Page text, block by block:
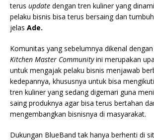
terus update dengan tren kuliner yang
pelaku bisnis bisa terus bersaing dan
jelas Ade.
Komunitas yang sebelumnya dikenal
Kitchen Master Communityini merupakan
untuk mengajak pelaku bisnis menjawab
kedepannya, khususnya untuk bisa
tren kuliner yang sedang digemari guna
saing produknya agar bisa terus bertahan
mengembangkan bisnisnya di masyarakat.
Dukungan BlueBand tak hanya berhenti di